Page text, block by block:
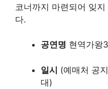
코너까지 마련되어 잊
다.
공연명 현역가왕
일시 (예매처 공
대)